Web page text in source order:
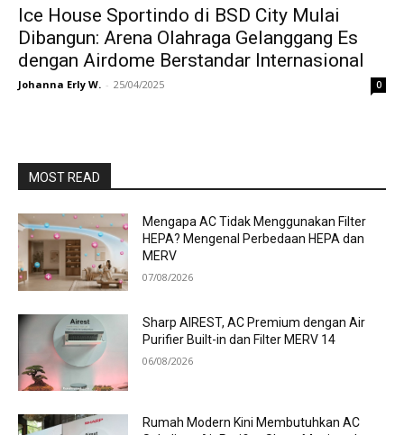
Ice House Sportindo di BSD City Mulai
Dibangun: Arena Olahraga Gelanggang Es
dengan Airdome Berstandar Internasional
Johanna Erly W. - 25/04/2025 0
MOST READ
Mengapa AC Tidak Menggunakan Filter
HEPA? Mengenal Perbedaan HEPA dan
MERV
07/08/2026
Sharp AIREST, AC Premium dengan Air
Purifier Built-in dan Filter MERV 14
06/08/2026
Rumah Modern Kini Membutuhkan AC